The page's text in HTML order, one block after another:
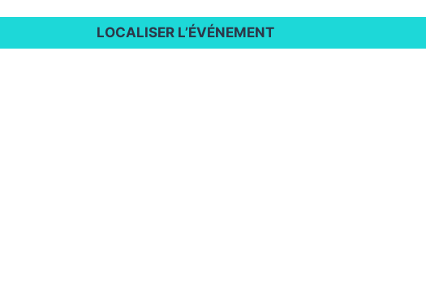
LOCALISER L’ÉVÉNEMENT